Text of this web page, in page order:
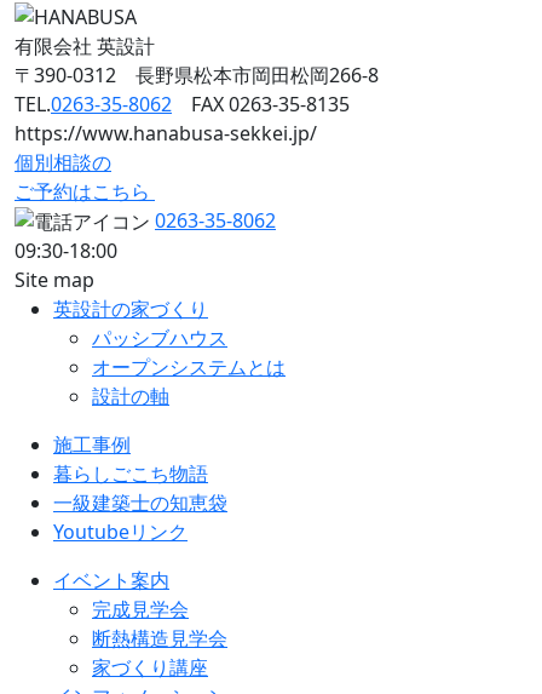
有限会社 英設計
〒390-0312 長野県松本市岡田松岡266-8
TEL.0263-35-8062 FAX 0263-35-8135
https://www.hanabusa-sekkei.jp/
個別相談の
ご予約はこちら
0263-35-8062
09:30-18:00
Site map
英設計の家づくり
パッシブハウス
オープンシステムとは
設計の軸
施工事例
暮らしごこち物語
一級建築士の知恵袋
Youtubeリンク
イベント案内
完成見学会
断熱構造見学会
家づくり講座